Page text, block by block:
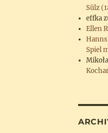
Sülz
effka
Ellen
Spiel